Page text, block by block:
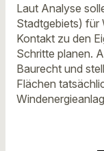
Laut Analyse
Stadtgebiets) für
Kontakt zu den
Schritte planen.
Baurecht und
Flächen